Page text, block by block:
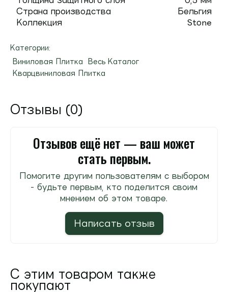
Страна производства
Бельгия
Коллекция
Stоne
Категории:
Виниловая Плитка
Весь Каталог
Кварцвиниловая Плитка
Отзывы (0)
Отзывов ещё нет — ваш может
стать первым.
Помогите другим пользователям с выбором
- будьте первым, кто поделится своим
мнением об этом товаре.
Написать отзыв
С этим товаром также
покупают